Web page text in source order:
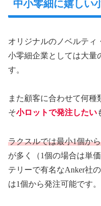
中小零細に嬉しい
オリジナルのノベルティ
小零細企業としては大量
す。
また顧客に合わせて何種
そ小ロットで発注したい
ラクスルでは最小1個か
が多く（1個の場合は単
テリーで有名なAnker社
は1個から発注可能です。